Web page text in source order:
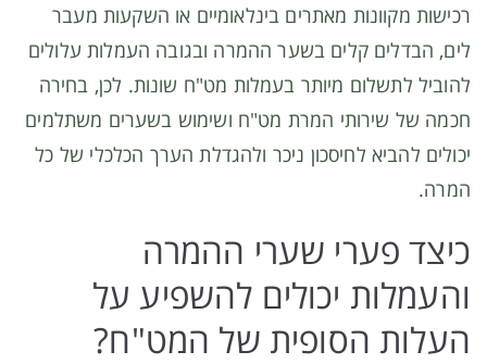
רכישות מקוונות מאתרים בינלאומיים או השקעות מעבר
לים, הבדלים קלים בשער ההמרה ובגובה העמלות עלולים
להוביל לתשלום מיותר בעמלות מט"ח שונות. לכן, בחירה
חכמה של שירותי המרת מט"ח ושימוש בשערים משתלמים
יכולים להביא לחיסכון ניכר ולהגדלת הערך הכלכלי של כל
המרה.
כיצד פערי שערי ההמרה
והעמלות יכולים להשפיע על
העלות הסופית של המט"ח?